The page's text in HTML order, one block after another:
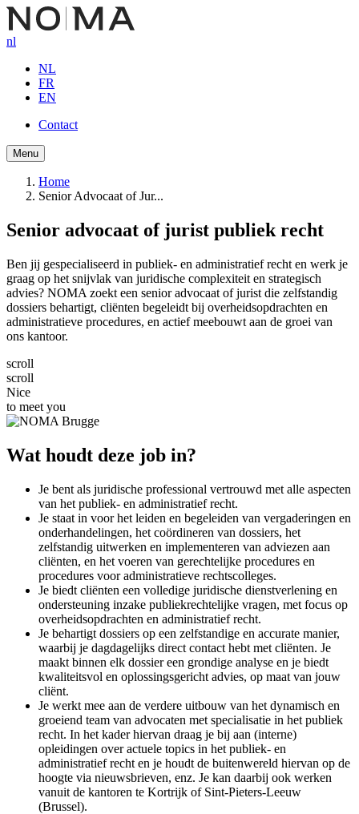
Overslaan
en
naar
inhoud
gaan
nl
NL
FR
EN
Button
navigation
Contact
Menu
Kruimelpad
Home
Senior Advocaat of Jur...
Senior advocaat of jurist publiek recht
Ben jij gespecialiseerd in publiek- en administratief recht en werk je
graag op het snijvlak van juridische complexiteit en strategisch
advies? NOMA zoekt een senior advocaat of jurist die zelfstandig
dossiers behartigt, cliënten begeleidt bij overheidsopdrachten en
administratieve procedures, en actief meebouwt aan de groei van
ons kantoor.
scroll
scroll
Nice
to meet you
Wat houdt deze job in?
Je bent als juridische professional vertrouwd met alle aspecten
van het publiek- en administratief recht.
Je staat in voor het leiden en begeleiden van vergaderingen en
onderhandelingen, het coördineren van dossiers, het
zelfstandig uitwerken en implementeren van adviezen aan
cliënten, en het voeren van gerechtelijke procedures en
procedures voor administratieve rechtscolleges.
Je biedt cliënten een volledige juridische dienstverlening en
ondersteuning inzake publiekrechtelijke vragen, met focus op
overheidsopdrachten en administratief recht.
Je behartigt dossiers op een zelfstandige en accurate manier,
waarbij je dagdagelijks direct contact hebt met cliënten. Je
maakt binnen elk dossier een grondige analyse en je biedt
kwaliteitsvol en oplossingsgericht advies, op maat van jouw
cliënt.
Je werkt mee aan de verdere uitbouw van het dynamisch en
groeiend team van advocaten met specialisatie in het publiek
recht. In het kader hiervan draag je bij aan (interne)
opleidingen over actuele topics in het publiek- en
administratief recht en je houdt de buitenwereld hiervan op de
hoogte via nieuwsbrieven, enz. Je kan daarbij ook werken
vanuit de kantoren te Kortrijk of Sint-Pieters-Leeuw
(Brussel).